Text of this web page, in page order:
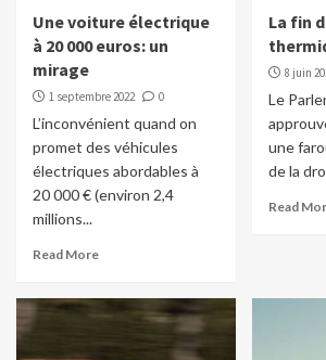
Une voiture électrique
à 20 000 euros: un
mirage
1 septembre 2022 0
L’inconvénient quand on
promet des véhicules
électriques abordables à
20 000 € (environ 2,4
millions...
Read More
La fin
8 juin
Le
une
de la
Read